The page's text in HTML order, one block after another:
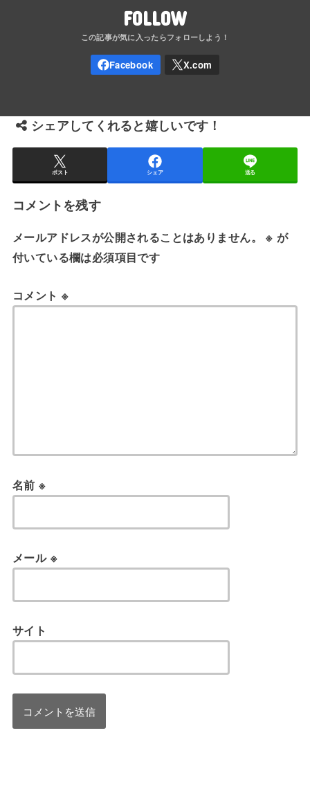
FOLLOW
シェアしてくれると嬉しいです！
ポスト シェア 送る
コメントを残す
メールアドレスが公開されることはありません。 ※ が
付いている欄は必須項目です
コメント ※
名前※
メール ※
サイト